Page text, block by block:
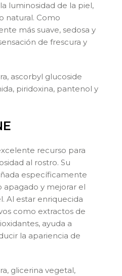
luminosidad de la piel,
natural. Como
más suave, sedosa y
de frescura y
ascorbyl glucoside
piridoxina, pantenol y
recurso para
al rostro. Su
específicamente
y mejorar el
Al estar enriquecida
como extractos de
ayuda a
la apariencia de
glicerina vegetal,